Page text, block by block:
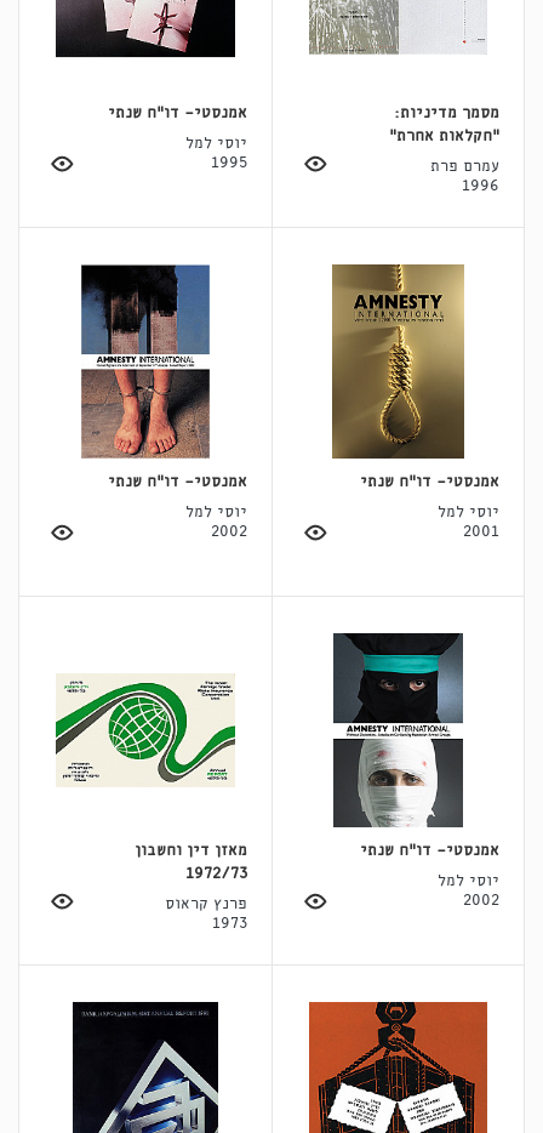
מסמך מדיניות:
"חקלאות אחרת"
עמרם פרת
1996
אמנסטי- דו"ח שנתי
יוסי למל
1995
אמנסטי- דו"ח שנתי
יוסי למל
2001
אמנסטי- דו"ח שנתי
יוסי למל
2002
אמנסטי- דו"ח שנתי
יוסי למל
2002
מאזן דין וחשבון
1972/73
פרנץ קראוס
1973